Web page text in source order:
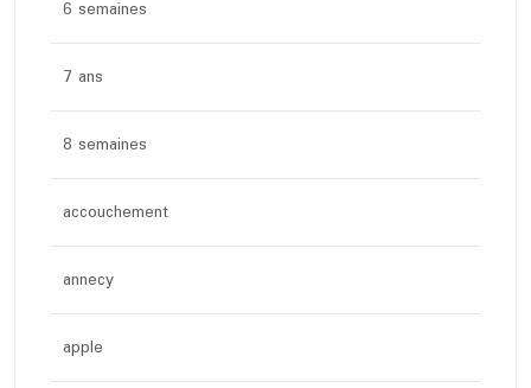
6 semaines
7 ans
8 semaines
accouchement
annecy
apple